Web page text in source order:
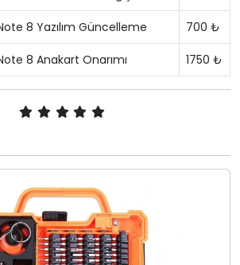
8 Yazılım Güncelleme 700 ₺
8 Anakart Onarımı 1750 ₺